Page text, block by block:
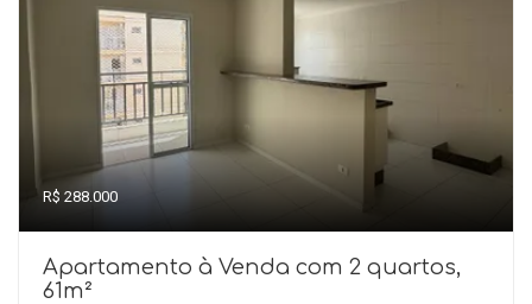
R$ 288.000
Apartamento à Venda com 2 quartos,
61m²